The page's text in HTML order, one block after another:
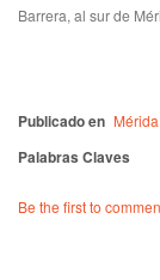
Barrera, al sur de
Publicado en Mérida
Palabras Claves
Be the first to